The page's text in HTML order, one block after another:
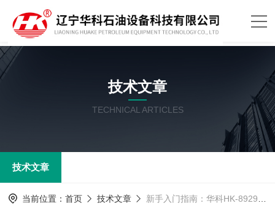
技术文章
TECHNICAL ARTICLES
技术文章
当前位置： 首页 技术文章 新手入门指南：华科HK-8929A原油水含量测定器核心参数解读，快速上手不踩雷